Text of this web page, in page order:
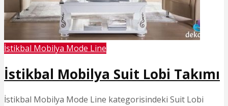
İstikbal Mobilya Mode Line
İstikbal Mobilya Suit Lobi Takımı
İstikbal Mobilya Mode Line kategorisindeki Suit Lobi